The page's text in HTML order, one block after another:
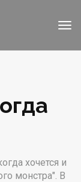
хочется и
монстра". В